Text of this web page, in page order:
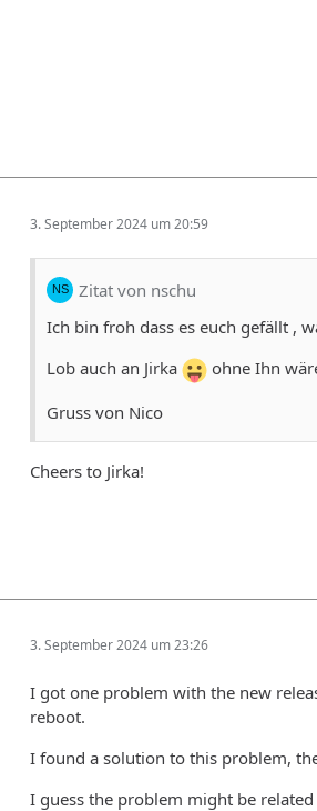
3. September 2024 um 20:59
Zitat von nschu
Ich bin froh dass es euch gefällt ,
Lob auch an Jirka
ohne Ihn
Gruss von Nico
Cheers to Jirka!
3. September 2024 um 23:26
I got one problem with the new
reboot.
I found a solution to this problem,
I guess the problem might be